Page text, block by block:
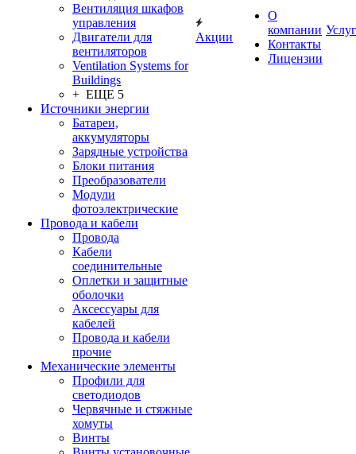
Вентиляция шкафов
управления
Двигатели для
вентиляторов
Ventilation Systems for
Buildings
+ ЕЩЕ 5
Источники энергии
Батареи,
аккумуляторы
Зарядные устройства
Блоки питания
Преобразователи
Модули
фотоэлектрические
Провода и кабели
Провода
Кабели
соединительные
Оплетки и защитные
оболочки
Аксессуары для
кабелей
Провода и кабели
прочие
Механические элементы
Профили для
светодиодов
Червячные и стяжные
хомуты
Винты
Акции
О
компании
Контакты
Лицензии